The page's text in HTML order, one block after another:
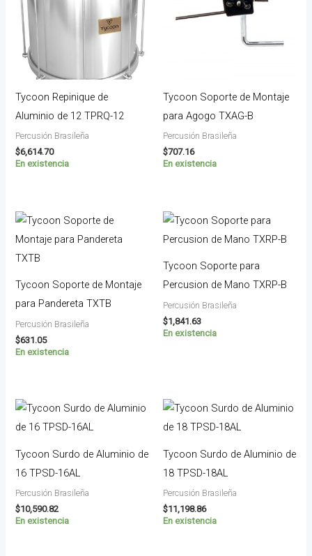
Tycoon Repinique de
Aluminio de 12 TPRQ-12
Percusión Brasileña
$6,614.70
En existencia
Tycoon Soporte de Montaje
para Agogo TXAG-B
Percusión Brasileña
$707.16
En existencia
Tycoon Soporte de Montaje
para Pandereta TXTB
Percusión Brasileña
$631.05
En existencia
Tycoon Soporte para
Percusion de Mano TXRP-B
Percusión Brasileña
$1,841.63
En existencia
Tycoon Surdo de Aluminio de
16 TPSD-16AL
Percusión Brasileña
$10,590.82
En existencia
Tycoon Surdo de Aluminio de
18 TPSD-18AL
Percusión Brasileña
$11,198.86
En existencia